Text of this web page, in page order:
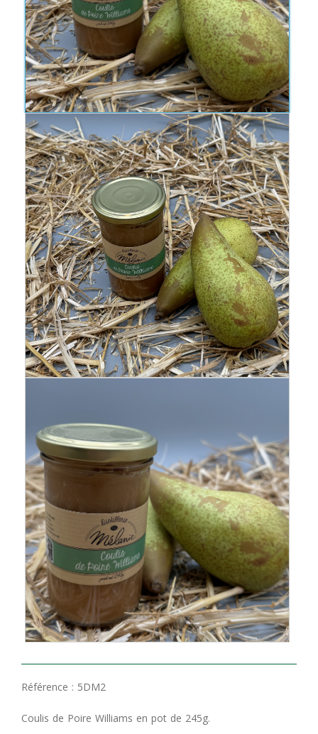
Référence : 5DM2
Coulis de Poire Williams en pot de 245g.